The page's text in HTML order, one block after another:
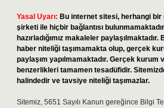
Yasal Uyarı: Bu internet sitesi, herhangi
şirketi ile hiçbir bağlantısı
hazırladığımız makaleler
haber niteliği taşımamakta olup, gerçek
paylaşım yapılmamaktadır. Gerçek kurum
benzerlikleri tamamen tesadüfidir.
halindedir ve tavsiye niteliği taşımazlar.
Sitemiz, 5651 Sayılı Kanun gereğince Bilgi